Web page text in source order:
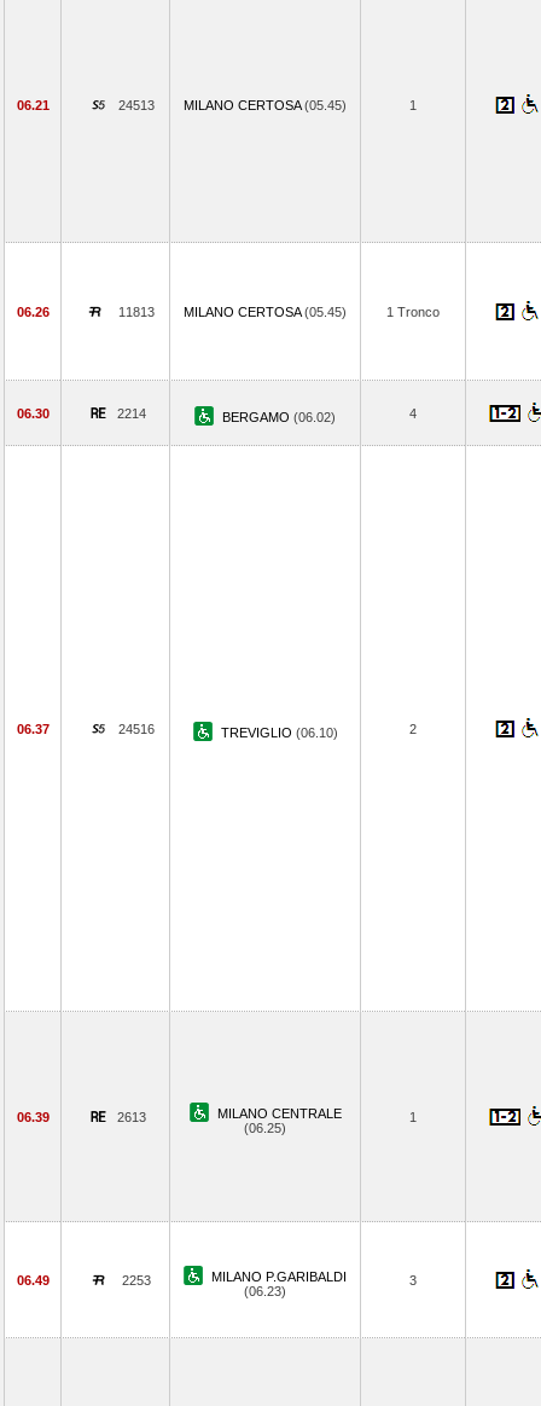
06.21 24513 MILANO CERTOSA(05.45) 1
06.26 11813 MILANO CERTOSA(05.45) 1 Tronco
06.30 2214 BERGAMO (06.02) 4
06.37 24516 TREVIGLIO (06.10) 2
06.39 2613
MILANO CENTRALE
(06.25)
1
06.49 2253
MILANO P.GARIBALDI
(06.23)
3